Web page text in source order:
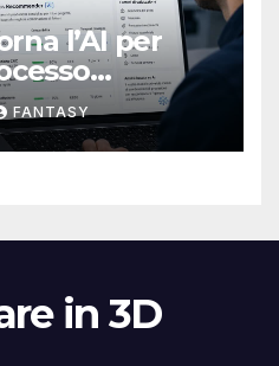
l’AI per
adatto
FANTASY
in 3D